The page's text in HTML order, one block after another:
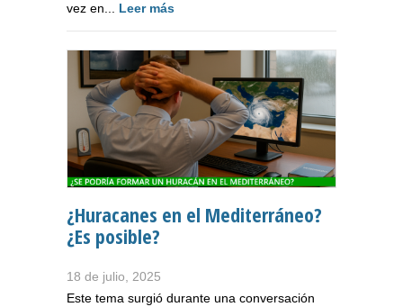
vez en... Leer más
¿Huracanes en el Mediterráneo?
¿Es posible?
18 de julio, 2025
Este tema surgió durante una conversación